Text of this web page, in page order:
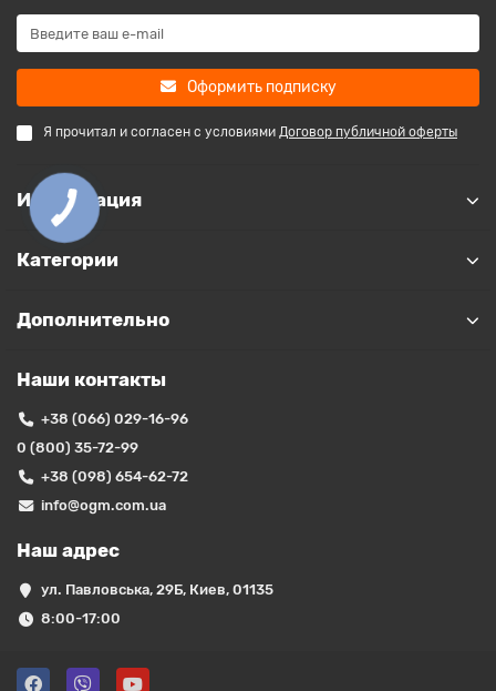
Оформить подписку
Я прочитал и согласен с условиями Договор публичной оферты
Информация
Категории
Дополнительно
Наши контакты
+38 (066) 029-16-96
0 (800) 35-72-99
+38 (098) 654-62-72
info@ogm.com.ua
Наш адрес
ул. Павловська, 29Б, Киев, 01135
8:00-17:00